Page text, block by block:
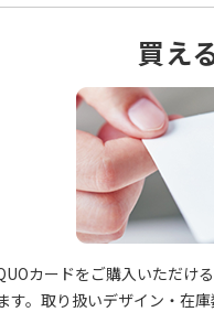
買え
カードをご購入いただけ
す。取り扱いデザイン・在